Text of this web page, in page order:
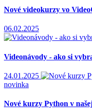
Nové videokurzy vo
06.02.2025
Videonávody - ako si
24.01.2025
novinka
Nové kurzy Python v